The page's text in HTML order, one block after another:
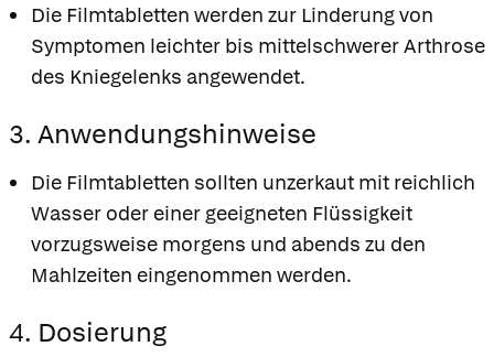
Die Filmtabletten werden zur Linderung von
Symptomen leichter bis mittelschwerer Arthrose
des Kniegelenks angewendet.
3. Anwendungshinweise
Die Filmtabletten sollten unzerkaut mit reichlich
Wasser oder einer geeigneten Flüssigkeit
vorzugsweise morgens und abends zu den
Mahlzeiten eingenommen werden.
4. Dosierung